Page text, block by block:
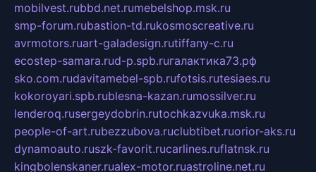
mobilvest.rubbd.net.rumebelshop.msk.ru
smp-forum.rubastion-td.rukosmoscreative.ru
avrmotors.ruart-galadesign.rutiffany-c.ru
ecostep-samara.rud-p.spb.ruгалактика73.рф
sko.com.rudavitamebel-spb.rufotsis.rutesiaes.ru
kokoroyari.spb.rublesna-kazan.rumossilver.ru
lenderoq.rusergeydobrin.rutochkazvuka.msk.ru
people-of-art.rubezzubova.ruclubtibet.ruorior-aks.ru
dynamoauto.ruszk-favorit.rucarlines.ruflatnsk.ru
kingbolenskaner.rualex-motor.ruastroline.net.ru